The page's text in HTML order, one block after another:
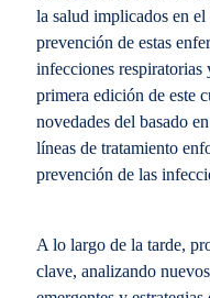
la salud implicados en
prevención de estas
infecciones respiratorias
primera edición de este
novedades del basado
líneas de tratamiento
prevención de las
A lo largo de la tarde,
clave, analizando